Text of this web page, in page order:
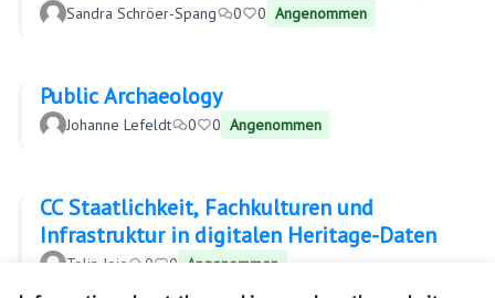
Sandra Schröer-Spang 0 0 Angenommen
Public Archaeology
Johanne Lefeldt 0 0 Angenommen
CC Staatlichkeit, Fachkulturen und
Infrastruktur in digitalen Heritage-Daten
Tolin Jojo 0 0 Angenommen